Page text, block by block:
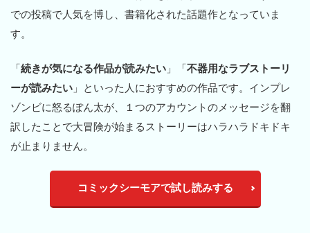
での投稿で人気を博し、書籍化された話題作となっていま
す。
「続きが気になる作品が読みたい 」「不器用なラブストーリ
ーが読みたい 」といった人におすすめの作品です。インプレ
ゾンビに怒るぽん太が、１つのアカウントのメッセージを翻
訳したことで大冒険が始まるストーリーはハラハラドキドキ
が止まりません。
コミックシーモアで試し読みする